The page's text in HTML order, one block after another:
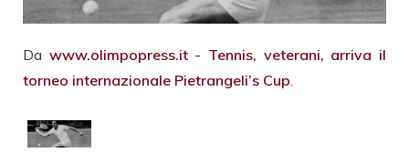
Da www.olimpopress.it- Tennis, veterani, arriva il
torneo internazionale Pietrangeli’s Cup